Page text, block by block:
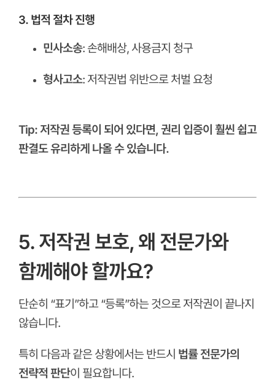
3. 법적 절차 진행
민사소송: 손해배상, 사용금지 청구
형사고소: 저작권법 위반으로 처벌 요청
Tip: 저작권 등록이 되어 있다면, 권리 입증이 훨씬 쉽고
판결도 유리하게 나올 수 있습니다.
5. 저작권 보호, 왜 전문가와
함께해야 할까요?
단순히 “표기”하고 “등록”하는 것으로 저작권이 끝나지
않습니다.
특히 다음과 같은 상황에서는 반드시 법률 전문가의
전략적 판단이 필요합니다.